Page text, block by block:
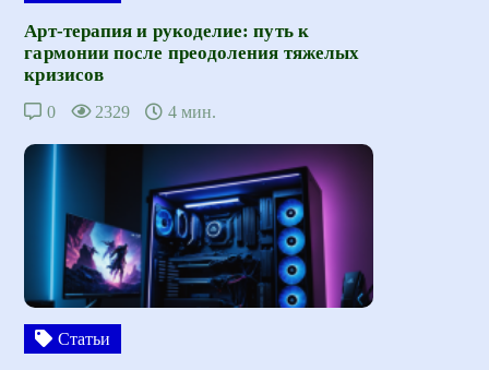
Арт-терапия и рукоделие: путь к
гармонии после преодоления тяжелых
кризисов
0 2329 4 мин.
Статьи